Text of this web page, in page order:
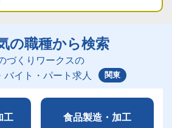
の職種から検索
づくりワークスの
バイト・パート求人
関東
工 食品製造・加工